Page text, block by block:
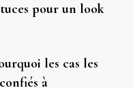
pour un look
les cas les
à